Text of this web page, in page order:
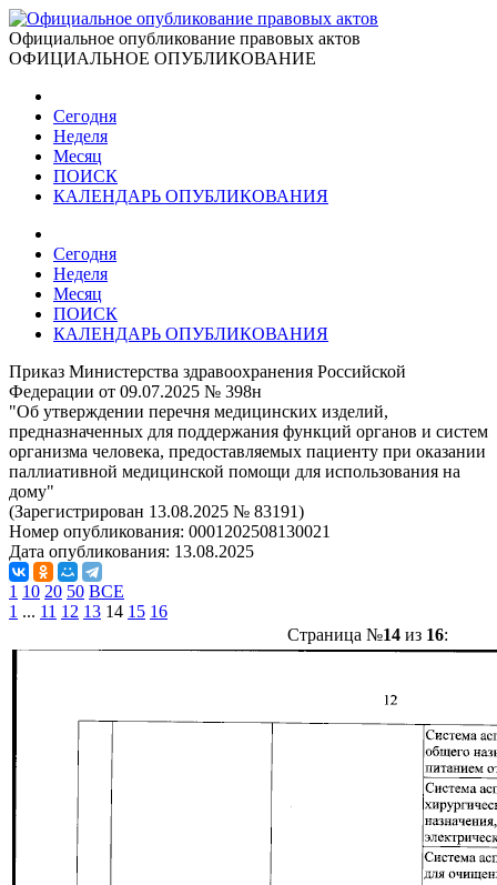
Официальное опубликование правовых актов
ОФИЦИАЛЬНОЕ ОПУБЛИКОВАНИЕ
Сегодня
Неделя
Месяц
ПОИСК
КАЛЕНДАРЬ ОПУБЛИКОВАНИЯ
Сегодня
Неделя
Месяц
ПОИСК
КАЛЕНДАРЬ ОПУБЛИКОВАНИЯ
Приказ Министерства здравоохранения Российской
Федерации от 09.07.2025 № 398н
"Об утверждении перечня медицинских изделий,
предназначенных для поддержания функций органов и систем
организма человека, предоставляемых пациенту при оказании
паллиативной медицинской помощи для использования на
дому"
(Зарегистрирован 13.08.2025 № 83191)
Номер опубликования: 0001202508130021
Дата опубликования: 13.08.2025
1 10 20 50 ВСЕ
1 ... 11 12 13 14 15 16
Страница №14из 16: